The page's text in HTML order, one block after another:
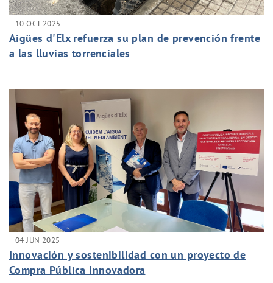
10 OCT 2025
Aigües d'Elx refuerza su plan de prevención frente
a las lluvias torrenciales
04 JUN 2025
Innovación y sostenibilidad con un proyecto de
Compra Pública Innovadora